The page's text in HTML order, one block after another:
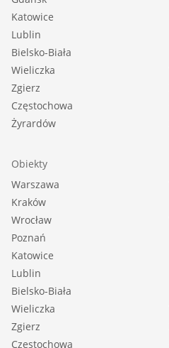
Katowice
Lublin
Bielsko-Biała
Wieliczka
Zgierz
Częstochowa
Żyrardów
Obiekty
Warszawa
Kraków
Wrocław
Poznań
Katowice
Lublin
Bielsko-Biała
Wieliczka
Zgierz
Częstochowa